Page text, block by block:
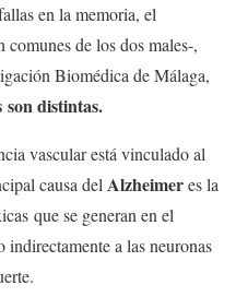
en la memoria, el
de los dos males-,
Biomédica de Málaga,
son distintas.
vascular está vinculado al
causa del Alzheimeres la
que se generan en el
a las neuronas